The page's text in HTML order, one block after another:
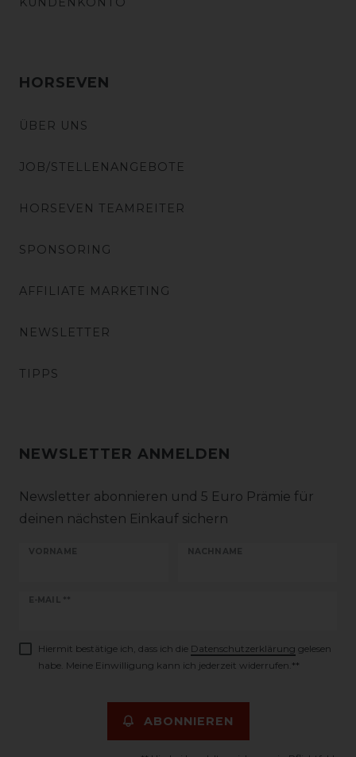
HORSEVEN
ÜBER UNS
JOB/STELLENANGEBOTE
HORSEVEN TEAMREITER
SPONSORING
AFFILIATE MARKETING
NEWSLETTER
TIPPS
NEWSLETTER ANMELDEN
Newsletter abonnieren und 5 Euro Prämie für
deinen nächsten Einkauf sichern
VORNAME NACHNAME
E-MAIL **
Newsletter
Hiermit bestätige ich, dass ich die Daten­schutz­erklärung gelesen
habe. Meine Einwilligung kann ich jederzeit widerrufen.**
ABONNIEREN